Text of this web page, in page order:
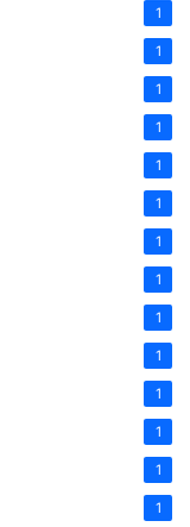
1
1
1
1
1
1
1
1
1
1
1
1
1
1